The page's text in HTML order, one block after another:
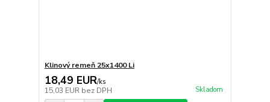
Klinový remeň 25x1400 Li
18,49 EUR/ks
15,03 EUR bez DPH Skladom